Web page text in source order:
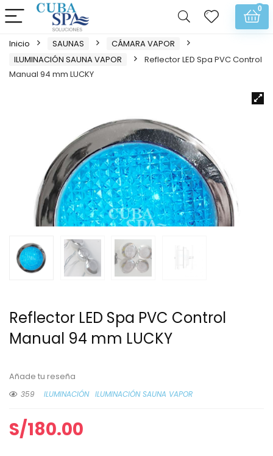
0
Inicio SAUNAS
CÁMARA VAPOR
ILUMINACIÓN SAUNA VAPOR
Reflector LED Spa PVC Control
Manual 94 mm LUCKY
Reflector LED Spa PVC Control
Manual 94 mm LUCKY
Añade tu reseña
359
ILUMINACIÓN ILUMINACIÓN SAUNA VAPOR
S/180.00